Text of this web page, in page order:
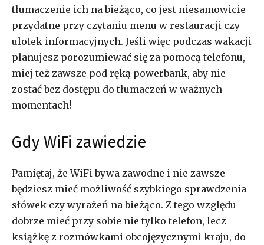
tłumaczenie ich na bieżąco, co jest niesamowicie
przydatne przy czytaniu menu w restauracji czy
ulotek informacyjnych. Jeśli więc podczas wakacji
planujesz porozumiewać się za pomocą telefonu,
miej też zawsze pod ręką powerbank, aby nie
zostać bez dostępu do tłumaczeń w ważnych
momentach!
Gdy WiFi zawiedzie
Pamiętaj, że WiFi bywa zawodne i nie zawsze
będziesz mieć możliwość szybkiego sprawdzenia
słówek czy wyrażeń na bieżąco. Z tego względu
dobrze mieć przy sobie nie tylko telefon, lecz
książkę z rozmówkami obcojęzycznymi kraju, do